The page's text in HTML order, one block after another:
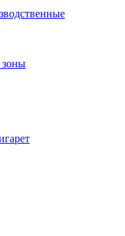
зоны